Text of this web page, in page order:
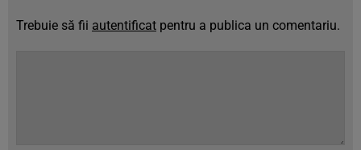
Trebuie să fii autentificat pentru a publica un comentariu.